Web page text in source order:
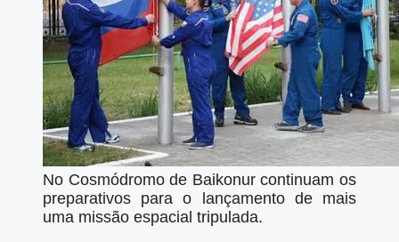
No Cosmódromo de Baikonur continuam os
preparativos para o lançamento de mais
uma missão espacial tripulada.